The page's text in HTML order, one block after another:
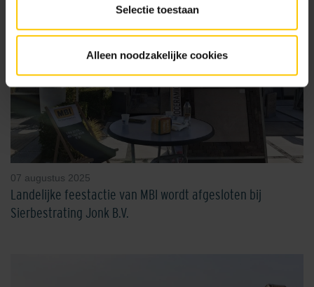
Selectie toestaan
Alleen noodzakelijke cookies
07 augustus 2025
Landelijke feestactie van MBI wordt afgesloten bij
Sierbestrating Jonk B.V.